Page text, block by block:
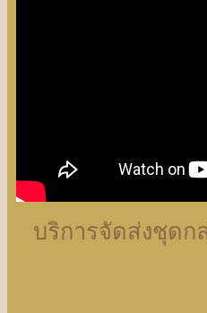
บริการจัดส่งชุดก